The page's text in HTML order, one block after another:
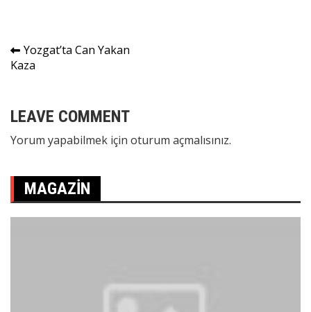
Yazı
gezinmesi
Yozgat’ta Can Yakan
Kaza
LEAVE COMMENT
Yorum yapabilmek için oturum açmalısınız.
MAGAZIN